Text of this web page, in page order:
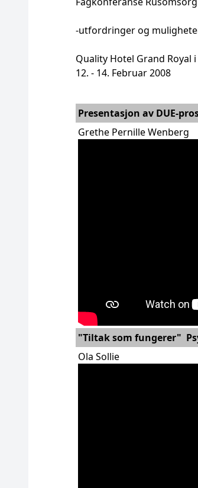
-utfordringer og
Quality Hotel Grand Royal
12. - 14. Februar 2008
Presentasjon av DUE-
Grethe Pernille Wenberg
"Tiltak som fungerer"
Ola Sollie